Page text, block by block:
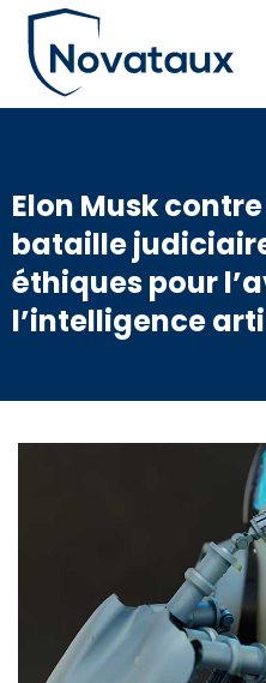
Elon Musk
bataille
éthiques pour
l’intelligence